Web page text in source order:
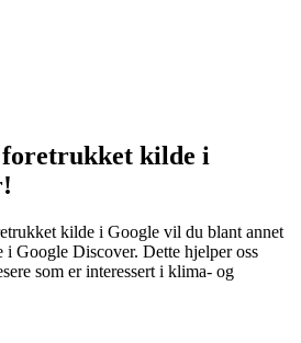
foretrukket kilde i
kilde i Google vil du blant annet
i Google Discover. Dette hjelper oss
som er interessert i klima- og